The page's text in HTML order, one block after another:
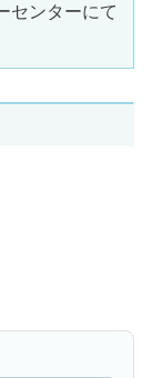
センターにて